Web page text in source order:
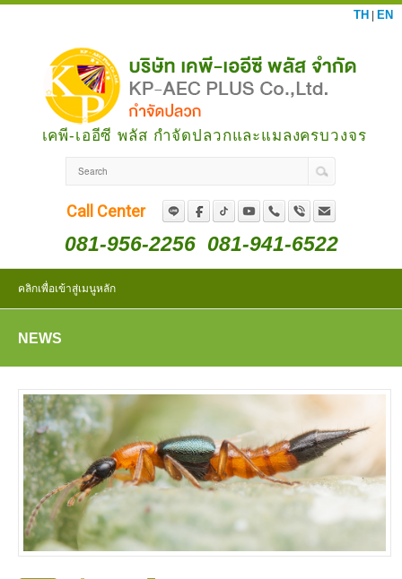
TH EN
เคพี-เออีซี พลัส กำจัดปลวกและแมลงครบวงจร
Call Center
081-956-2256 081-941-6522
คลิกเพื่อเข้าสู่เมนูหลัก
NEWS